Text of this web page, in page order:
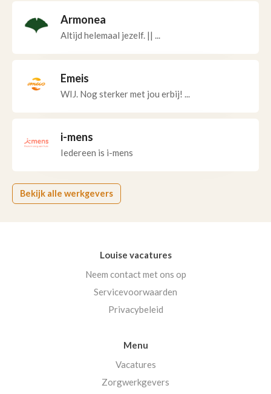
Armonea
Altijd helemaal jezelf. || ...
Emeis
WIJ. Nog sterker met jou erbij! ...
i-mens
Iedereen is i-mens
Bekijk alle werkgevers
Louise vacatures
Neem contact met ons op
Servicevoorwaarden
Privacybeleid
Menu
Vacatures
Zorgwerkgevers